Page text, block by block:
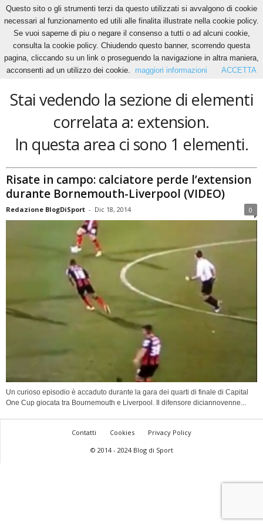
Home Tags Extension
extension
Stai vedendo la sezione di elementi
correlata a: extension.
In questa area ci sono 1 elementi.
Risate in campo: calciatore perde l’extension
durante Bornemouth-Liverpool (VIDEO)
Redazione BlogDiSport - Dic 18, 2014 0
Un curioso episodio è accaduto durante la gara dei quarti di finale di Capital
One Cup giocata tra Bournemouth e Liverpool. Il difensore diciannovenne...
Contatti Cookies
Privacy Policy
© 2014 - 2024 Blog di Sport
Questo sito o gli strumenti terzi da questo utilizzati si avvalgono di cookie
necessari al funzionamento ed utili alle finalita illustrate nella cookie policy.
Se vuoi saperne di piu o negare il consenso a tutti o ad alcuni cookie,
consulta la cookie policy. Chiudendo questo banner, scorrendo questa
pagina, cliccando su un link o proseguendo la navigazione in altra maniera,
acconsenti ad un utilizzo dei cookie.
maggiori informazioni ACCETTA